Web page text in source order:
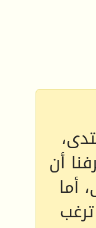
أن
أما